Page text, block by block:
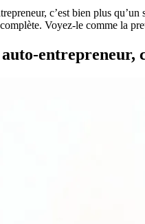
c’est bien plus
Voyez-le comme la
entrepreneur,